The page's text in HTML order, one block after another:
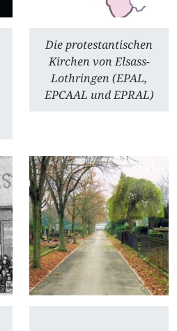
Die protestantischen
Kirchen von Elsass-
Lothringen (EPAL,
EPCAAL und EPRAL)